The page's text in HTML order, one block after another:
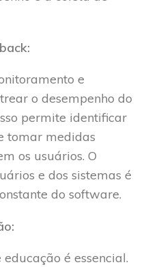
e
o desempenho do
permite identificar
tomar medidas
os usuários. O
e dos sistemas é
do software.
é essencial.